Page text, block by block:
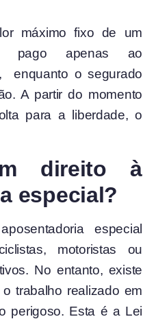
máximo fixo de um
pago apenas ao
enquanto o segurado
A partir do momento
para a liberdade, o
direito à
especial?
especial
motoristas ou
No entanto, existe
trabalho realizado em
perigoso. Esta é a Lei